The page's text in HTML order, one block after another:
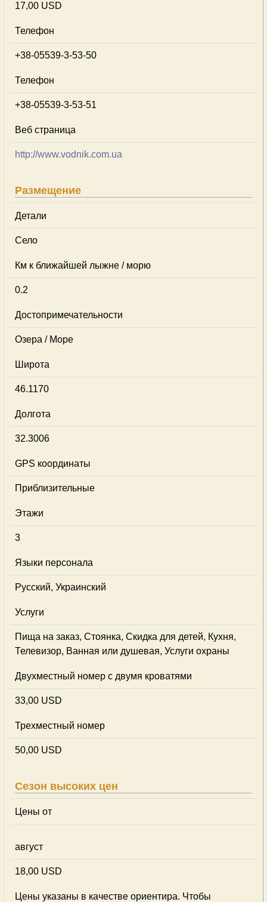
17,00 USD
Телефон
+38-05539-3-53-50
Телефон
+38-05539-3-53-51
Веб страница
http://www.vodnik.com.ua
Размещение
Детали
Село
Км к ближайшей лыжне / морю
0.2
Достопримечательности
Озера / Море
Широта
46.1170
Долгота
32.3006
GPS координаты
Приблизительные
Этажи
3
Языки персонала
Русский, Украинский
Услуги
Пища на заказ, Стоянка, Скидка для детей, Кухня,
Телевизор, Ванная или душевая, Услуги охраны
Двухместный номер с двумя кроватями
33,00 USD
Трехместный номер
50,00 USD
Сезон высоких цен
Цены от
август
18,00 USD
Цены указаны в качестве ориентира. Чтобы